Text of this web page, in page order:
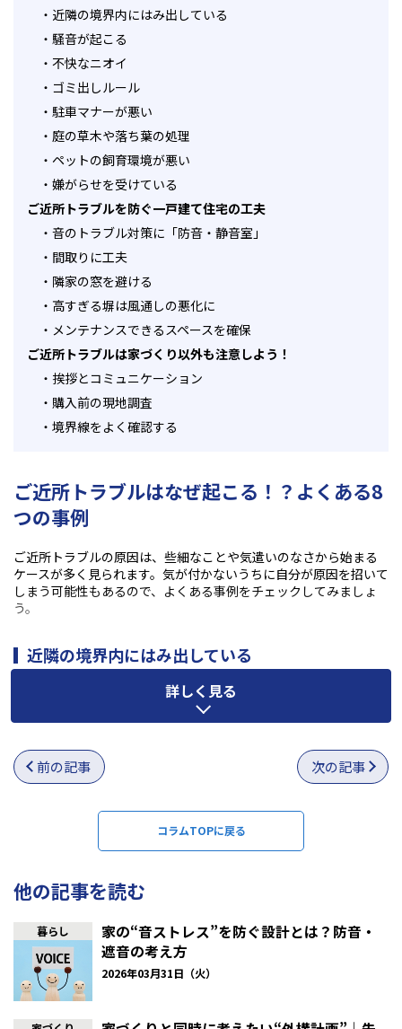
詳しく見る
・ 近隣の境界内にはみ出している
・ 騒音が起こる
・ 不快なニオイ
・ ゴミ出しルール
・ 駐車マナーが悪い
・ 庭の草木や落ち葉の処理
・ ペットの飼育環境が悪い
・ 嫌がらせを受けている
ご近所トラブルを防ぐ一戸建て住宅の工夫
・ 音のトラブル対策に「防音・静音室」
・ 間取りに工夫
・ 隣家の窓を避ける
・ 高すぎる塀は風通しの悪化に
・ メンテナンスできるスペースを確保
ご近所トラブルは家づくり以外も注意しよう！
・ 挨拶とコミュニケーション
・ 購入前の現地調査
・ 境界線をよく確認する
ご近所トラブルはなぜ起こる！？よくある8
つの事例
ご近所トラブルの原因は、些細なことや気遣いのなさから始まる
ケースが多く見られます。気が付かないうちに自分が原因を招いて
しまう可能性もあるので、よくある事例をチェックしてみましょ
う。
近隣の境界内にはみ出している
敷地内に設置したフェンスや植木、駐車場の屋根などが、隣家の
敷地にわずかに越境してしまうケースがよくあります。「ちょっと
なら･･･」と思っていると、数センチの話が後々大きなトラブルに
は、建築前にしっかりと測量をしておくことをおすすめします。
前の記事 次の記事
コラムTOPに戻る
他の記事を読む
暮らし
家の“音ストレス”を防ぐ設計とは？防音・
遮音の考え方
2026年03月31日（火）